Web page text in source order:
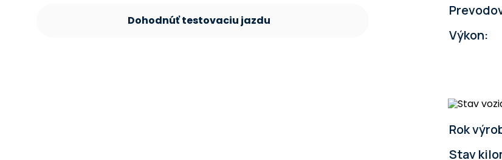
Dohodnúť testovaciu jazdu
Výkon:
Rok
Stav